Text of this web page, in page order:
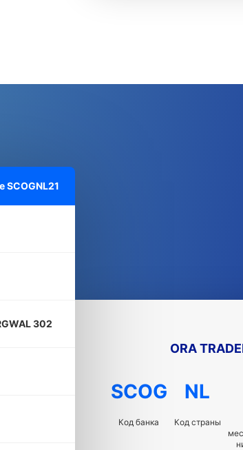
SCOGNL21
302
ORA
SCOG
Код банка
NL
Код страны